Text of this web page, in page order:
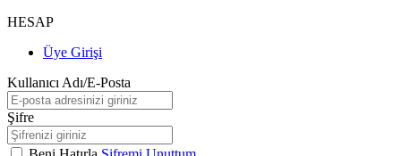
HESAP
Üye Girişi
Kullanıcı Adı/E-Posta
Şifre